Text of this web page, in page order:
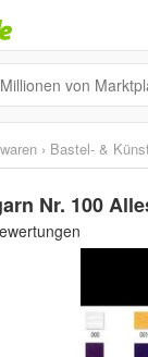
› Bastel- &
Nr. 100